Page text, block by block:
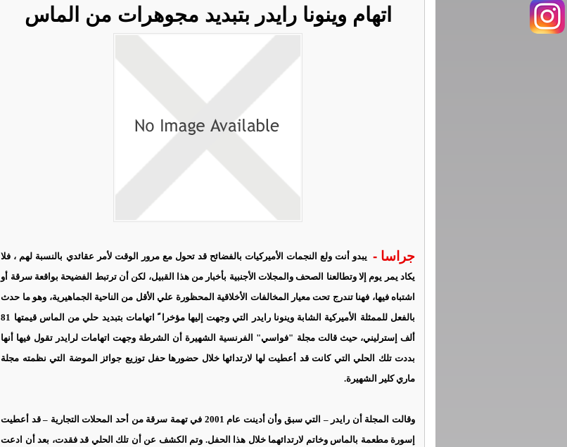
اتهام وينونا رايدر بتبديد مجوهرات من الماس
جراسا - يبدو أنت ولع النجمات الأميركيات بالفضائح قد تحول مع مرور الوقت لأمر عقائدي بالنسبة لهم ، فلا
يكاد يمر يوم إلا وتطالعنا الصحف والمجلات الأجنبية بأخبار من هذا القبيل، لكن أن ترتبط الفضيحة بواقعة سرقة أو
اشتباه فيها، فهنا تندرج تحت معيار المخالفات الأخلاقية المحظورة علي الأقل من الناحية الجماهيرية، وهو ما حدث
بالفعل للممثلة الأميركية الشابة وينونا رايدر التي وجهت إليها مؤخرا ً اتهامات بتبديد حلي من الماس قيمتها 81
ألف إسترليني، حيث قالت مجلة "فواسي" الفرنسية الشهيرة أن الشرطة وجهت اتهامات لرايدر تقول فيها أنها
بددت تلك الحلي التي كانت قد أعطيت لها لارتدائها خلال حضورها حفل توزيع جوائز الموضة التي نظمته مجلة
ماري كلير الشهيرة.
وقالت المجلة أن رايدر – التي سبق وأن أدينت عام 2001 في تهمة سرقة من أحد المحلات التجارية – قد أعطيت
إسورة مطعمة بالماس وخاتم لارتدائهما خلال هذا الحفل. وتم الكشف عن أن تلك الحلي قد فقدت، بعد أن ادعت